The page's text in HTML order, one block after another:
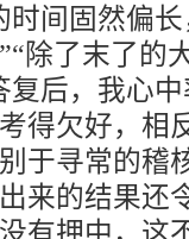
时间固然偏
除了末了的
后，我心
得欠好，相
于寻常的稽
来的结果还
有押中，这